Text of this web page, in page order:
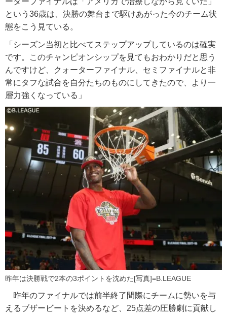
という36歳は、決勝の舞台まで駆けあがった今のチーム状
態をこう見ている。
「シーズン当初と比べてステップアップしているのは確実
です。このチャンピオンシップを見てもおわかりだと思う
んですけど、クォーターファイナル、セミファイナルと非
常にタフな試合を自分たちのものにしてきたので、より一
層力強くなっている」
昨年は決勝戦で2本の3ポイントを沈めた[写真]=B.LEAGUE
昨年のファイナルでは前半終了間際にチームに勢いを与
えるブザービートを決めるなど、25点差の圧勝劇に貢献し